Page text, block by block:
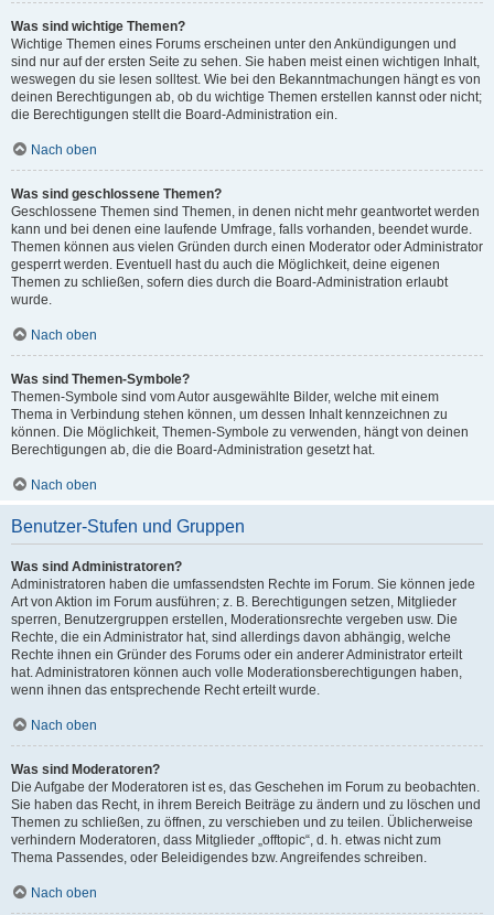
Was sind wichtige Themen?
Wichtige Themen eines Forums erscheinen unter den Ankündigungen und
sind nur auf der ersten Seite zu sehen. Sie haben meist einen wichtigen Inhalt,
weswegen du sie lesen solltest. Wie bei den Bekanntmachungen hängt es von
deinen Berechtigungen ab, ob du wichtige Themen erstellen kannst oder nicht;
die Berechtigungen stellt die Board-Administration ein.
Nach oben
Was sind geschlossene Themen?
Geschlossene Themen sind Themen, in denen nicht mehr geantwortet werden
kann und bei denen eine laufende Umfrage, falls vorhanden, beendet wurde.
Themen können aus vielen Gründen durch einen Moderator oder Administrator
gesperrt werden. Eventuell hast du auch die Möglichkeit, deine eigenen
Themen zu schließen, sofern dies durch die Board-Administration erlaubt
wurde.
Nach oben
Was sind Themen-Symbole?
Themen-Symbole sind vom Autor ausgewählte Bilder, welche mit einem
Thema in Verbindung stehen können, um dessen Inhalt kennzeichnen zu
können. Die Möglichkeit, Themen-Symbole zu verwenden, hängt von deinen
Berechtigungen ab, die die Board-Administration gesetzt hat.
Nach oben
Benutzer-Stufen und Gruppen
Was sind Administratoren?
Administratoren haben die umfassendsten Rechte im Forum. Sie können jede
Art von Aktion im Forum ausführen; z. B. Berechtigungen setzen, Mitglieder
sperren, Benutzergruppen erstellen, Moderationsrechte vergeben usw. Die
Rechte, die ein Administrator hat, sind allerdings davon abhängig, welche
Rechte ihnen ein Gründer des Forums oder ein anderer Administrator erteilt
hat. Administratoren können auch volle Moderationsberechtigungen haben,
wenn ihnen das entsprechende Recht erteilt wurde.
Nach oben
Was sind Moderatoren?
Die Aufgabe der Moderatoren ist es, das Geschehen im Forum zu beobachten.
Sie haben das Recht, in ihrem Bereich Beiträge zu ändern und zu löschen und
Themen zu schließen, zu öffnen, zu verschieben und zu teilen. Üblicherweise
verhindern Moderatoren, dass Mitglieder „offtopic“, d. h. etwas nicht zum
Thema Passendes, oder Beleidigendes bzw. Angreifendes schreiben.
Nach oben